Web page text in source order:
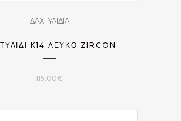
ΔΑΧΤΥΛΙΔΙΑ
Κ14 ΛΕΥΚΌ ZIRCON
115.00€